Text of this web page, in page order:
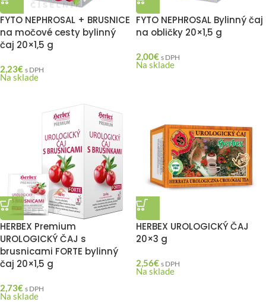
FYTO NEPHROSAL + BRUSNICE
na močové cesty bylinný
čaj 20×1,5 g
2,23€ s DPH
Na sklade
FYTO NEPHROSAL Bylinný čaj
na obličky 20×1,5 g
2,00€ s DPH
Na sklade
HERBEX Premium
UROLOGICKÝ ČAJ s
brusnicami FORTE bylinný
čaj 20×1,5 g
2,73€ s DPH
Na sklade
HERBEX UROLOGICKÝ ČAJ
20×3 g
2,56€ s DPH
Na sklade